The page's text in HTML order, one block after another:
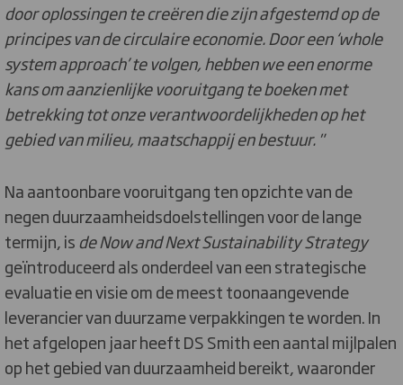
door oplossingen te creëren die zijn afgestemd op de
principes van de circulaire economie. Door een ‘whole
system approach’ te volgen, hebben we een enorme
kans om aanzienlijke vooruitgang te boeken met
betrekking tot onze verantwoordelijkheden op het
gebied van milieu, maatschappij en bestuur. "
Na aantoonbare vooruitgang ten opzichte van de
negen duurzaamheidsdoelstellingen voor de lange
termijn, isde Now and Next Sustainability Strategy
geïntroduceerd als onderdeel van een strategische
evaluatie en visie om de meest toonaangevende
leverancier van duurzame verpakkingen te worden. In
het afgelopen jaar heeft DS Smith een aantal mijlpalen
op het gebied van duurzaamheid bereikt, waaronder